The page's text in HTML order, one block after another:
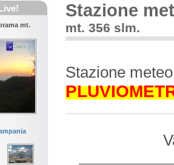
mt.
Stazione
mt. 356 slm.
Stazione